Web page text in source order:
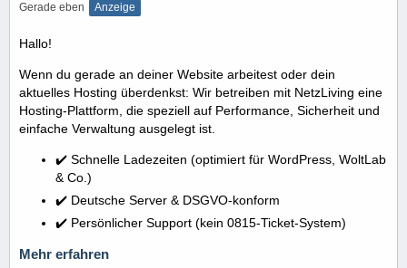
Gerade eben Anzeige
Hallo!
Wenn du gerade an deiner Website arbeitest oder dein
aktuelles Hosting überdenkst: Wir betreiben mit NetzLiving eine
Hosting-Plattform, die speziell auf Performance, Sicherheit und
einfache Verwaltung ausgelegt ist.
✔️ Schnelle Ladezeiten (optimiert für WordPress, WoltLab
& Co.)
✔️ Deutsche Server & DSGVO-konform
✔️ Persönlicher Support (kein 0815-Ticket-System)
Mehr erfahren